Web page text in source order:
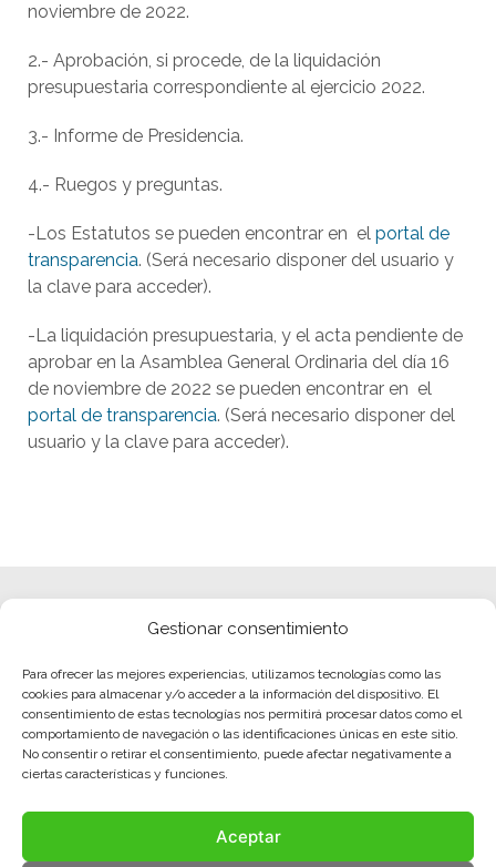
Gestionar consentimiento
Para ofrecer las mejores experiencias, utilizamos tecnologías como las
cookies para almacenar y/o acceder a la información del dispositivo. El
consentimiento de estas tecnologías nos permitirá procesar datos como el
comportamiento de navegación o las identificaciones únicas en este sitio.
No consentir o retirar el consentimiento, puede afectar negativamente a
ciertas características y funciones.
Aceptar
noviembre de 2022.
2.- Aprobación, si procede, de la liquidación
presupuestaria correspondiente al ejercicio 2022.
3.- Informe de Presidencia.
4.- Ruegos y preguntas.
-Los Estatutos se pueden encontrar en el portal de
transparencia. (Será necesario disponer del usuario y
la clave para acceder).
-La liquidación presupuestaria, y el acta pendiente de
aprobar en la Asamblea General Ordinaria del día 16
de noviembre de 2022 se pueden encontrar en el
portal de transparencia. (Será necesario disponer del
usuario y la clave para acceder).